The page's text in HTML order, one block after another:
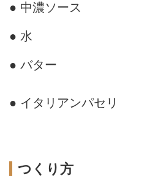
● 中濃ソース
● 水
● バター
● イタリアンパセリ
つくり方